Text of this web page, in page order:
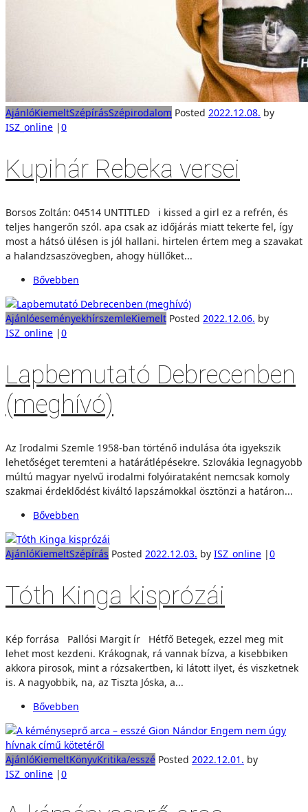
AjánlóKiemeltSzépírásSzépirodalom Posted 2022.12.08. by
ISZ_online |0
Kupihár Rebeka versei
Borsos Zoltán: 04514 UNTITLED i kissed a girl ez a refrén, és
teljes hangerőn szól. apa csak az időjárás miatt tekerte fel, így
most a hátsó ülésen is jól hallani. hirtelen értem meg a szavakat
a halandzsaszövegben, ahogy hüllőket...
Bővebben
AjánlóeseményekhírszemleKiemelt Posted 2022.12.06. by
ISZ_online |0
Lapbemutató Debrecenben
(meghívó)
Az Irodalmi Szemle 1958-ban történő indulása óta igyekszik
lehetőséget teremteni a határátlépésekre. Szlovákia legnagyobb
múltú magyar nyelvű irodalmi folyóirataként nemcsak komoly
szakmai érdeklődést kiváltó lapszámokkal ösztönzi a határon...
Bővebben
AjánlóKiemeltSzépírás Posted 2022.12.03. by ISZ_online |0
Tóth Kinga kisprózái
Kép forrása Pallósi Margit ír Hétfő Betegek, ezzel meg mit
lehet most kezdeni. Krákognak, rá vannak bízva, a kisebbiken
akkora pirosok, mint a rózsakertben, ki látott ilyet, és viszketnek
is. A nagyobbik, na, az Tiszta Jóska, a...
Bővebben
AjánlóKiemeltKönyvKritika/esszé Posted 2022.12.01. by
ISZ_online |0